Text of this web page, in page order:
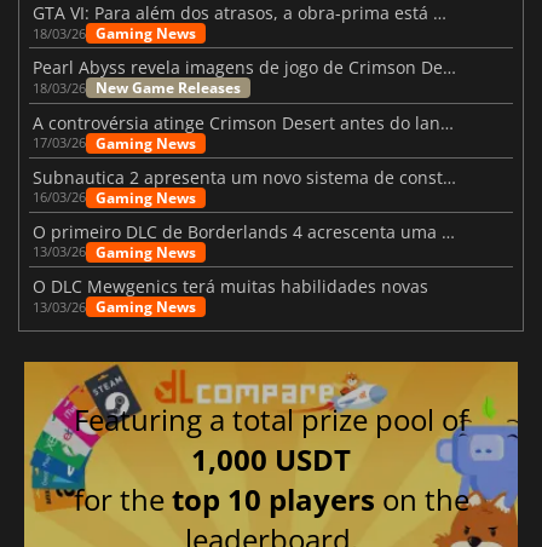
GTA VI: Para além dos atrasos, a obra-prima está quase a chegar
18/03/26 Gaming News
Pearl Abyss revela imagens de jogo de Crimson Desert para a PS5
18/03/26 New Game Releases
A controvérsia atinge Crimson Desert antes do lançamento
17/03/26 Gaming News
Subnautica 2 apresenta um novo sistema de construção de bases
16/03/26 Gaming News
O primeiro DLC de Borderlands 4 acrescenta uma nova personagem e muito mais
13/03/26 Gaming News
O DLC Mewgenics terá muitas habilidades novas
13/03/26 Gaming News
Featuring a total prize pool of
1,000 USDT
for thetop 10 players on the